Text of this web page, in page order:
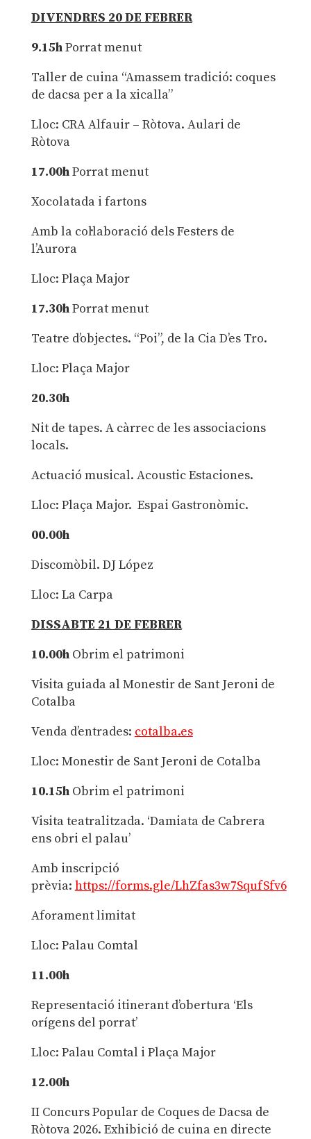
DIVENDRES 20 DE FEBRER
9.15hPorrat menut
Taller de cuina “Amassem tradició: coques
de dacsa per a la xicalla”
Lloc: CRA Alfauir – Ròtova. Aulari de
Ròtova
17.00hPorrat menut
Xocolatada i fartons
Amb la col·laboració dels Festers de
l’Aurora
Lloc: Plaça Major
17.30hPorrat menut
Teatre d’objectes. “Poi”, de la Cia D’es Tro.
Lloc: Plaça Major
20.30h
Nit de tapes. A càrrec de les associacions
locals.
Actuació musical. Acoustic Estaciones.
Lloc: Plaça Major. Espai Gastronòmic.
00.00h
Discomòbil. DJ López
Lloc: La Carpa
DISSABTE 21 DE FEBRER
10.00hObrim el patrimoni
Visita guiada al Monestir de Sant Jeroni de
Cotalba
Venda d’entrades: cotalba.es
Lloc: Monestir de Sant Jeroni de Cotalba
10.15hObrim el patrimoni
Visita teatralitzada. ‘Damiata de Cabrera
ens obri el palau’
Amb inscripció
prèvia: https://forms.gle/LhZfas3w7SqufSfv6
Aforament limitat
Lloc: Palau Comtal
11.00h
Representació itinerant d’obertura ‘Els
orígens del porrat’
Lloc: Palau Comtal i Plaça Major
12.00h
II Concurs Popular de Coques de Dacsa de
Ròtova 2026. Exhibició de cuina en directe